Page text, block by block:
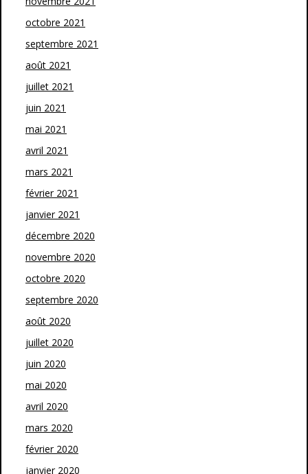
octobre 2021
septembre 2021
août 2021
juillet 2021
juin 2021
mai 2021
avril 2021
mars 2021
février 2021
janvier 2021
décembre 2020
novembre 2020
octobre 2020
septembre 2020
août 2020
juillet 2020
juin 2020
mai 2020
avril 2020
mars 2020
février 2020
janvier 2020